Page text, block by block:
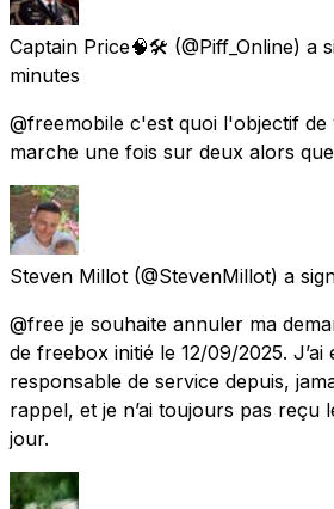
Captain Price🧠🛠 (@Piff_Online) a
minutes
@freemobile c'est quoi l'objectif
marche une fois sur deux alors
Steven Millot (@StevenMillot) a
@free je souhaite annuler ma
de freebox initié le 12/09/2025. J’ai
responsable de service depuis,
rappel, et je n’ai toujours pas reçu
jour.